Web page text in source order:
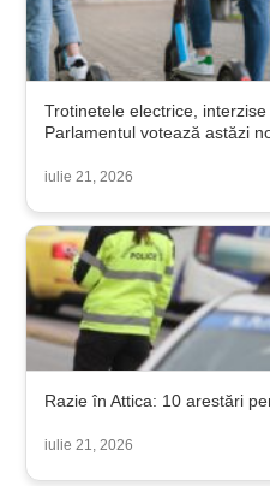
Trotinetele electrice,
Parlamentul votează astăzi
iulie 21, 2026
Razie în Attica: 10 arestări
iulie 21, 2026